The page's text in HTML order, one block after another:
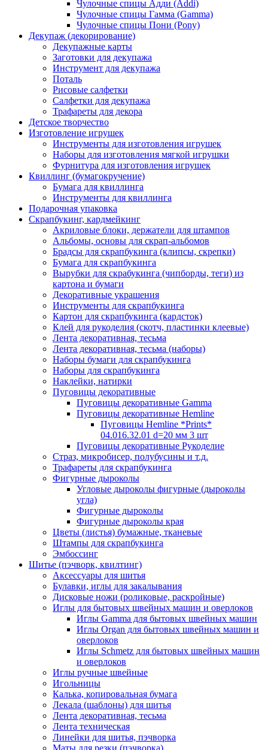
Чулочные спицы Адди (Addi)
Чулочные спицы Гамма (Gamma)
Чулочные спицы Пони (Pony)
Декупаж (декорирование)
Декупажные карты
Заготовки для декупажа
Инструмент для декупажа
Поталь
Рисовые салфетки
Салфетки для декупажа
Трафареты для декора
Детское творчество
Изготовление игрушек
Инструменты для изготовления игрушек
Наборы для изготовления мягкой игрушки
Фурнитура для изготовления игрушек
Квиллинг (бумагокручение)
Бумага для квиллинга
Инструменты для квиллинга
Подарочная упаковка
Скрапбукинг, кардмейкинг
Акриловые блоки, держатели для штампов
Альбомы, основы для скрап-альбомов
Брадсы для скрапбукинга (клипсы, скрепки)
Бумага для скрапбукинга
Вырубки для скрабукинга (чипборды, теги) из
картона и бумаги
Декоративные украшения
Инструменты для скрапбукинга
Картон для скрапбукинга (кардсток)
Клей для рукоделия (скотч, пластинки клеевые)
Лента декоративная, тесьма
Лента декоративная, тесьма (наборы)
Наборы бумаги для скрапбукинга
Наборы для скрапбукинга
Наклейки, натирки
Пуговицы декоративные
Пуговицы декоративные Gamma
Пуговицы декоративные Hemline
Пуговицы Hemline *Prints*
04.016.32.01 d=20 мм 3 шт
Пуговицы декоративные Рукоделие
Страз, микробисер, полубусины и т.д.
Трафареты для скрапбукинга
Фигурные дыроколы
Угловые дыроколы фигурные (дыроколы
угла)
Фигурные дыроколы
Фигурные дыроколы края
Цветы (листья) бумажные, тканевые
Штампы для скрапбукинга
Эмбоссинг
Шитье (пэчворк, квилтинг)
Аксессуары для шитья
Булавки, иглы для закалывания
Дисковые ножи (роликовые, раскройные)
Иглы для бытовых швейных машин и оверлоков
Иглы Gamma для бытовых швейных машин
Иглы Organ для бытовых швейных машин и
оверлоков
Иглы Schmetz для бытовых швейных машин
и оверлоков
Иглы ручные швейные
Игольницы
Калька, копировальная бумага
Лекала (шаблоны) для шитья
Лента декоративная, тесьма
Лента техническая
Линейки для шитья, пэчворка
Маты для резки (пэчворка)